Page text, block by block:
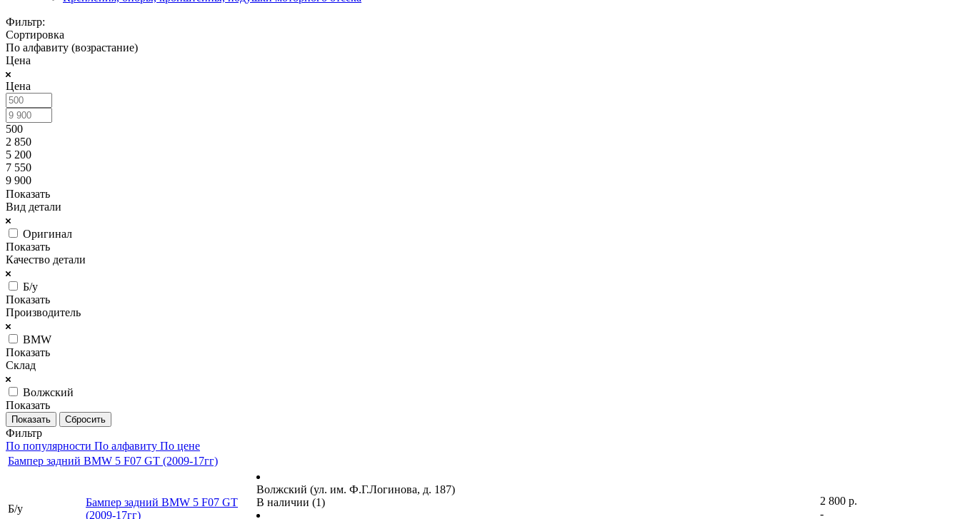
Фильтр:
Сортировка
По алфавиту (возрастание)
Цена
Цена
500
2 850
5 200
7 550
9 900
Показать
Вид детали
Оригинал
Показать
Качество детали
Б/у
Показать
Производитель
BMW
Показать
Склад
Волжский
Показать
Сбросить
Фильтр
По популярности По алфавиту По цене
Бампер задний BMW 5 F07 GT (2009-17гг)
Б/у
Бампер задний BMW 5 F07 GT
(2009-17гг)
Волжский (ул. им. Ф.Г.Логинова, д. 187)
В наличии (1)
2 800 р.
-